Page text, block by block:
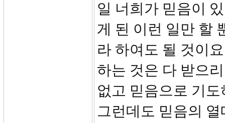
일 너희가 믿음이
게 된 이런 일만 할
라 하여도 될 것이
하는 것은 다 받으
없고 믿음으로 기
그런데도 믿음의